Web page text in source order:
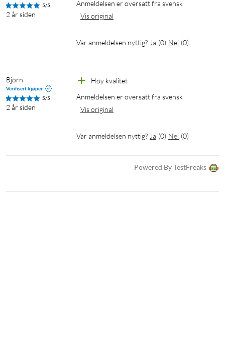
5/5
2 år siden
Anmeldelsen er oversatt fra svensk
Vis original
Var anmeldelsen nyttig? Ja (0) Nei (0)
Björn
Verifisert kjøper
5/5
2 år siden
Høy kvalitet
Anmeldelsen er oversatt fra svensk
Vis original
Var anmeldelsen nyttig? Ja (0) Nei (0)
Powered By TestFreaks